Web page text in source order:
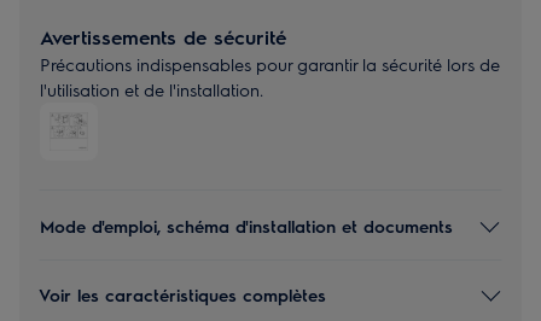
Avertissements de sécurité
Précautions indispensables pour garantir la sécurité lors de
l'utilisation et de l'installation.
Mode d'emploi, schéma d'installation et documents
Voir les caractéristiques complètes